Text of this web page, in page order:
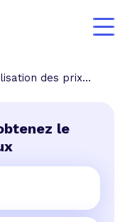
des prix immobiliers
le